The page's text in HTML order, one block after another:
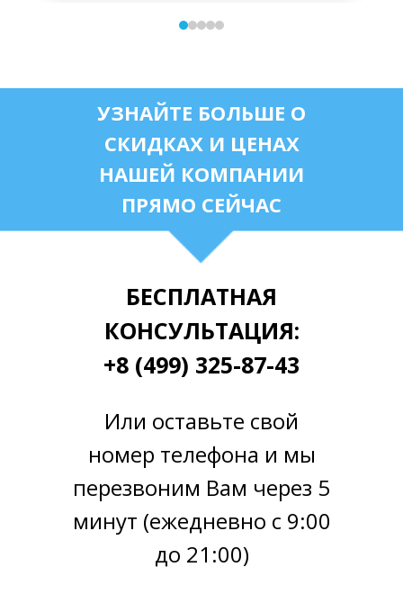
УЗНАЙТЕ БОЛЬШЕ О
СКИДКАХ И ЦЕНАХ
НАШЕЙ КОМПАНИИ
ПРЯМО СЕЙЧАС
БЕСПЛАТНАЯ
КОНСУЛЬТАЦИЯ:
+8 (499) 325-87-43
Или оставьте свой
номер телефона и мы
перезвоним Вам через 5
минут (ежедневно с 9:00
до 21:00)